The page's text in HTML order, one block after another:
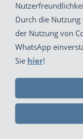
zum Zwecke der
der jeweiligen
Soweit Score-
Bonitätsauskunft
in einem
statistischen
Werte fließen
Durch die
der Nutzung von
WhatsApp
Sie hier!